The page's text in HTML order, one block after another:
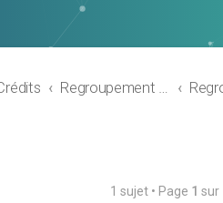
Regroupement de crédits ou Rachat de Crédits pour Propriétaire
1 sujet • Page 1 sur